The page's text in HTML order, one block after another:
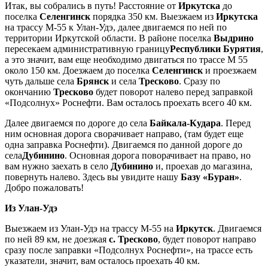
Итак, вы собрались в путь! Расстояние от Иркутска до
поселка Селенгинск порядка 350 км. Выезжаем из Иркутска
на трассу М-55 к Улан-Удэ, далее двигаемся по ней по
территории Иркутской области. В районе поселка Выдрино
пересекаем административную границуРеспублики Бурятия,
а это значит, вам еще необходимо двигаться по трассе М 55
около 150 км. Доезжаем до поселка Селенгинск и проезжаем
чуть дальше села Брянск и села Тресково. Сразу по
окончанию Тресково будет поворот налево перед заправкой
«Подсолнух» Роснефти. Вам осталось проехать всего 40 км.
Далее двигаемся по дороге до села Байкала-Кудара. Перед
ним основная дорога сворачивает направо, (там будет еще
одна заправка Роснефти). Двигаемся по данной дороге до
селаДубинино. Основная дорога поворачивает на право, но
вам нужно заехать в село Дубинино и, проехав до магазина,
повернуть налево. Здесь вы увидите нашу Базу «Буран».
Добро пожаловать!
Из Улан-Удэ
Выезжаем из Улан-Удэ на трассу М-55 на Иркутск. Двигаемся
по ней 89 км, не доезжая с. Тресково, будет поворот направо
сразу после заправки «Подсолнух Роснефти», на трассе есть
указатели, значит, вам осталось проехать 40 км.